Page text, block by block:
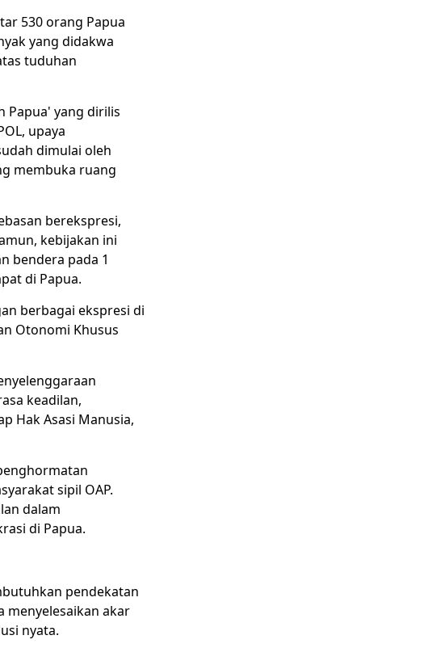
530 orang Papua
yang didakwa
tuduhan
Papua' yang dirilis
upaya
dimulai oleh
membuka ruang
berekspresi,
kebijakan ini
bendera pada 1
di Papua.
berbagai ekspresi di
Otonomi Khusus
keadilan,
Hak Asasi Manusia,
sipil OAP.
dalam
di Papua.
pendekatan
menyelesaikan akar
nyata.